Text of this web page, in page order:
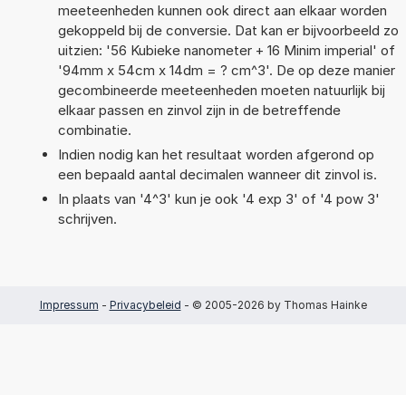
meeteenheden kunnen ook direct aan elkaar worden
gekoppeld bij de conversie. Dat kan er bijvoorbeeld zo
uitzien: '56 Kubieke nanometer + 16 Minim imperial' of
'94mm x 54cm x 14dm = ? cm^3'. De op deze manier
gecombineerde meeteenheden moeten natuurlijk bij
elkaar passen en zinvol zijn in de betreffende
combinatie.
Indien nodig kan het resultaat worden afgerond op
een bepaald aantal decimalen wanneer dit zinvol is.
In plaats van '4^3' kun je ook '4 exp 3' of '4 pow 3'
schrijven.
Impressum - Privacybeleid - © 2005-2026 by Thomas Hainke